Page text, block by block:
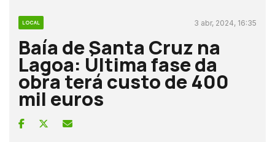
LOCAL 3 abr, 2024, 16:35
Baía de Santa Cruz na
Lagoa: Última fase da
obra terá custo de 400
mil euros